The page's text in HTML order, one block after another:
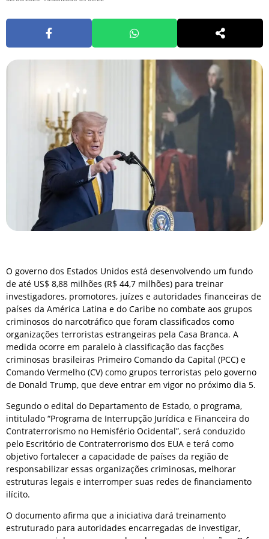
O governo dos Estados Unidos está desenvolvendo um fundo
de até US$ 8,88 milhões (R$ 44,7 milhões) para treinar
investigadores, promotores, juízes e autoridades financeiras de
países da América Latina e do Caribe no combate aos grupos
criminosos do narcotráfico que foram classificados como
organizações terroristas estrangeiras pela Casa Branca. A
medida ocorre em paralelo à classificação das facções
criminosas brasileiras Primeiro Comando da Capital (PCC) e
Comando Vermelho (CV) como grupos terroristas pelo governo
de Donald Trump, que deve entrar em vigor no próximo dia 5.
Segundo o edital do Departamento de Estado, o programa,
intitulado “Programa de Interrupção Jurídica e Financeira do
Contraterrorismo no Hemisfério Ocidental”, será conduzido
pelo Escritório de Contraterrorismo dos EUA e terá como
objetivo fortalecer a capacidade de países da região de
responsabilizar essas organizações criminosas, melhorar
estruturas legais e interromper suas redes de financiamento
ilícito.
O documento afirma que a iniciativa dará treinamento
estruturado para autoridades encarregadas de investigar,